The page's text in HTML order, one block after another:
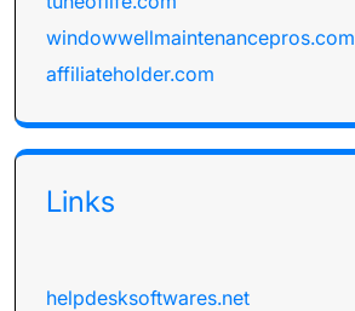
windowwellmaintenancepros.com
affiliateholder.com
Links
helpdesksoftwares.net